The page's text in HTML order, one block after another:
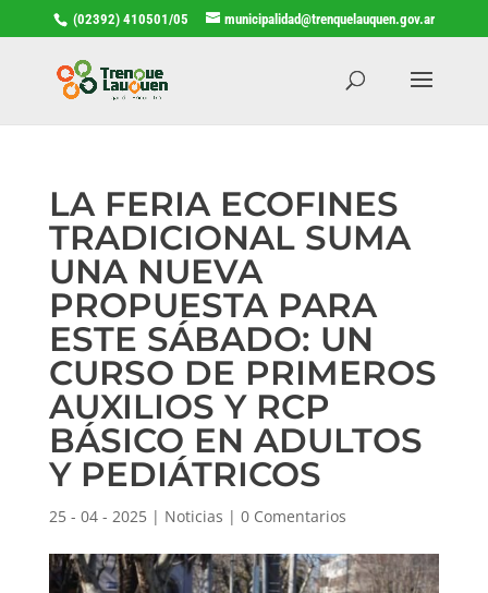
(02392) 410501/05 municipalidad@trenquelauquen.gov.ar
LA FERIA ECOFINES
TRADICIONAL SUMA
UNA NUEVA
PROPUESTA PARA
ESTE SÁBADO: UN
CURSO DE PRIMEROS
AUXILIOS Y RCP
BÁSICO EN ADULTOS
Y PEDIÁTRICOS
25 - 04 - 2025| Noticias | 0 Comentarios